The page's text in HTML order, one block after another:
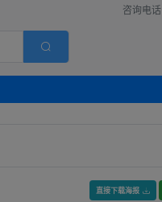
咨询电话
直接下载海报